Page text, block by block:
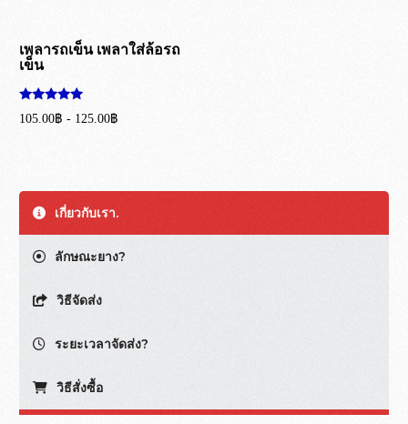
เพลารถเข็น เพลาใส่ล้อรถ
เข็น
ให้คะแนน
5.00
105.00฿ - 125.00฿
เกี่ยวกับเรา.
ลักษณะยาง?
วิธีจัดส่ง
ระยะเวลาจัดส่ง?
วิธีสั่งซื้อ